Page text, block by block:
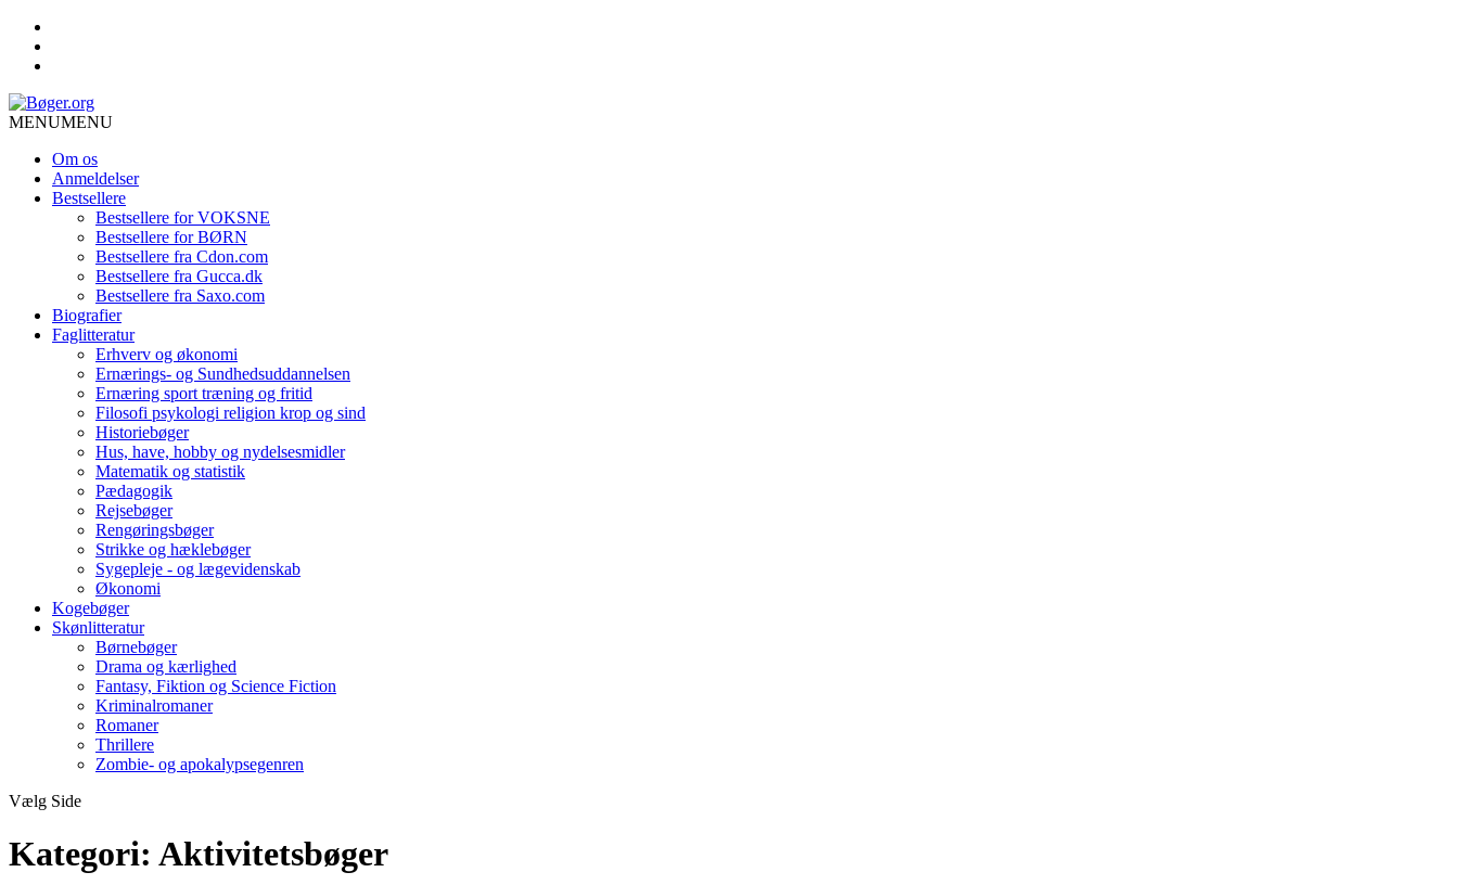
MENUMENU
Om os
Anmeldelser
Bestsellere
Bestsellere for VOKSNE
Bestsellere for BØRN
Bestsellere fra Cdon.com
Bestsellere fra Gucca.dk
Bestsellere fra Saxo.com
Biografier
Faglitteratur
Erhverv og økonomi
Ernærings- og Sundhedsuddannelsen
Ernæring sport træning og fritid
Filosofi psykologi religion krop og sind
Historiebøger
Hus, have, hobby og nydelsesmidler
Matematik og statistik
Pædagogik
Rejsebøger
Rengøringsbøger
Strikke og hæklebøger
Sygepleje - og lægevidenskab
Økonomi
Kogebøger
Skønlitteratur
Børnebøger
Drama og kærlighed
Fantasy, Fiktion og Science Fiction
Kriminalromaner
Romaner
Thrillere
Zombie- og apokalypsegenren
Vælg Side
Kategori: Aktivitetsbøger